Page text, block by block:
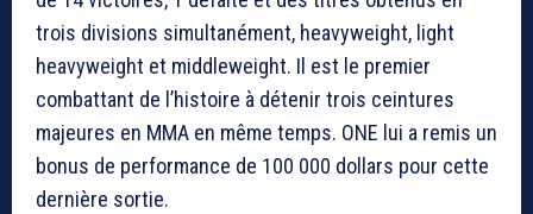
trois divisions simultanément, heavyweight, light
heavyweight et middleweight. Il est le premier
combattant de l’histoire à détenir trois ceintures
majeures en MMA en même temps. ONE lui a remis un
bonus de performance de 100 000 dollars pour cette
dernière sortie.